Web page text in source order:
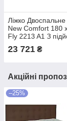
Ліжко
New Comfort 180
Fly 2213 A1 З
механізмом та
білизни Світло-
23 721 ₴
Акційні
–25%